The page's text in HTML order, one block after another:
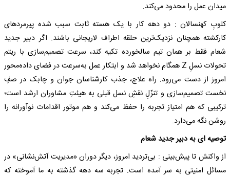
میدان عمل را محدود می‌کند.
کلوبِ کهن‎سالان : دو دهه کار با یک هسته‌ ثابت سبب شده پیرمردهای
کارکشته همچنان نزدیک‌ترین حلقه‌ اطراف لاریجانی باشند. اگر دبیر جدید
شعام فقط بر همان تیم سالخورده تکیه کند، سرعت تصمیم‌سازی با ریتم
تحولات نسلِ ‌Z همگام نخواهد شد و ابتکار عمل به‌سرعت در فضای داده‌محور
امروز از دست می‌رود. راه‌ علاج، جذب کارشناسان جوان و چابک در صفِ
نخست تصمیم‌سازی و تنزّلِ نقشِ نسل قبلی به هیئتِ مشاوران ارشد است؛
ترکیبی که هم امتیاز تجربه را حفظ می‌کند و هم موتور اقدامات نوآورانه را
روشن نگه می‌دارد.
توصیه ای به دبیر جدید شعام
از واکنش تا پیش‌بینی :‌ بی‌تردید امروز، دیگر دوران «مدیریت آتش‌نشانی» در
مسائل امنیتی به سر آمده است. تجربه‌ سه دهه‌ گذشته به ما آموخته که